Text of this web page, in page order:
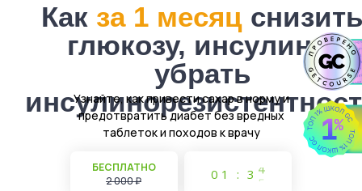
Как за 1 месяц
глюкозу, инсулин и
убрать
БЕСПЛАТНО
2 000 ₽
0 1 : 3 4
Узнайте, как привести сахар в норму и
предотвратить диабет без вредных
таблеток и походов к врачу